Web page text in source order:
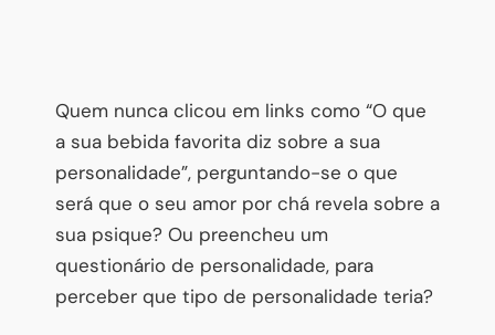
Quem nunca clicou em links como “O que
a sua bebida favorita diz sobre a sua
personalidade”, perguntando-se o que
será que o seu amor por chá revela sobre a
sua psique? Ou preencheu um
questionário de personalidade, para
perceber que tipo de personalidade teria?